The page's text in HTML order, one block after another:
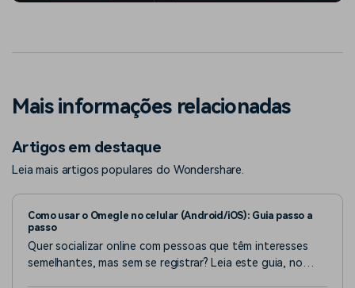
Mais informações relacionadas
Artigos em destaque
Leia mais artigos populares do Wondershare.
Como usar o Omegle no celular (Android/iOS): Guia passo a
passo
Quer socializar online com pessoas que têm interesses
semelhantes, mas sem se registrar? Leia este guia, no